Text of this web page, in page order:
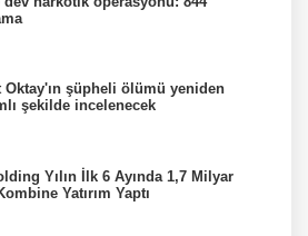
Oktay'ın şüpheli ölümü yeniden
şekilde incelenecek
Yılın İlk 6 Ayında 1,7 Milyar
Yatırım Yaptı